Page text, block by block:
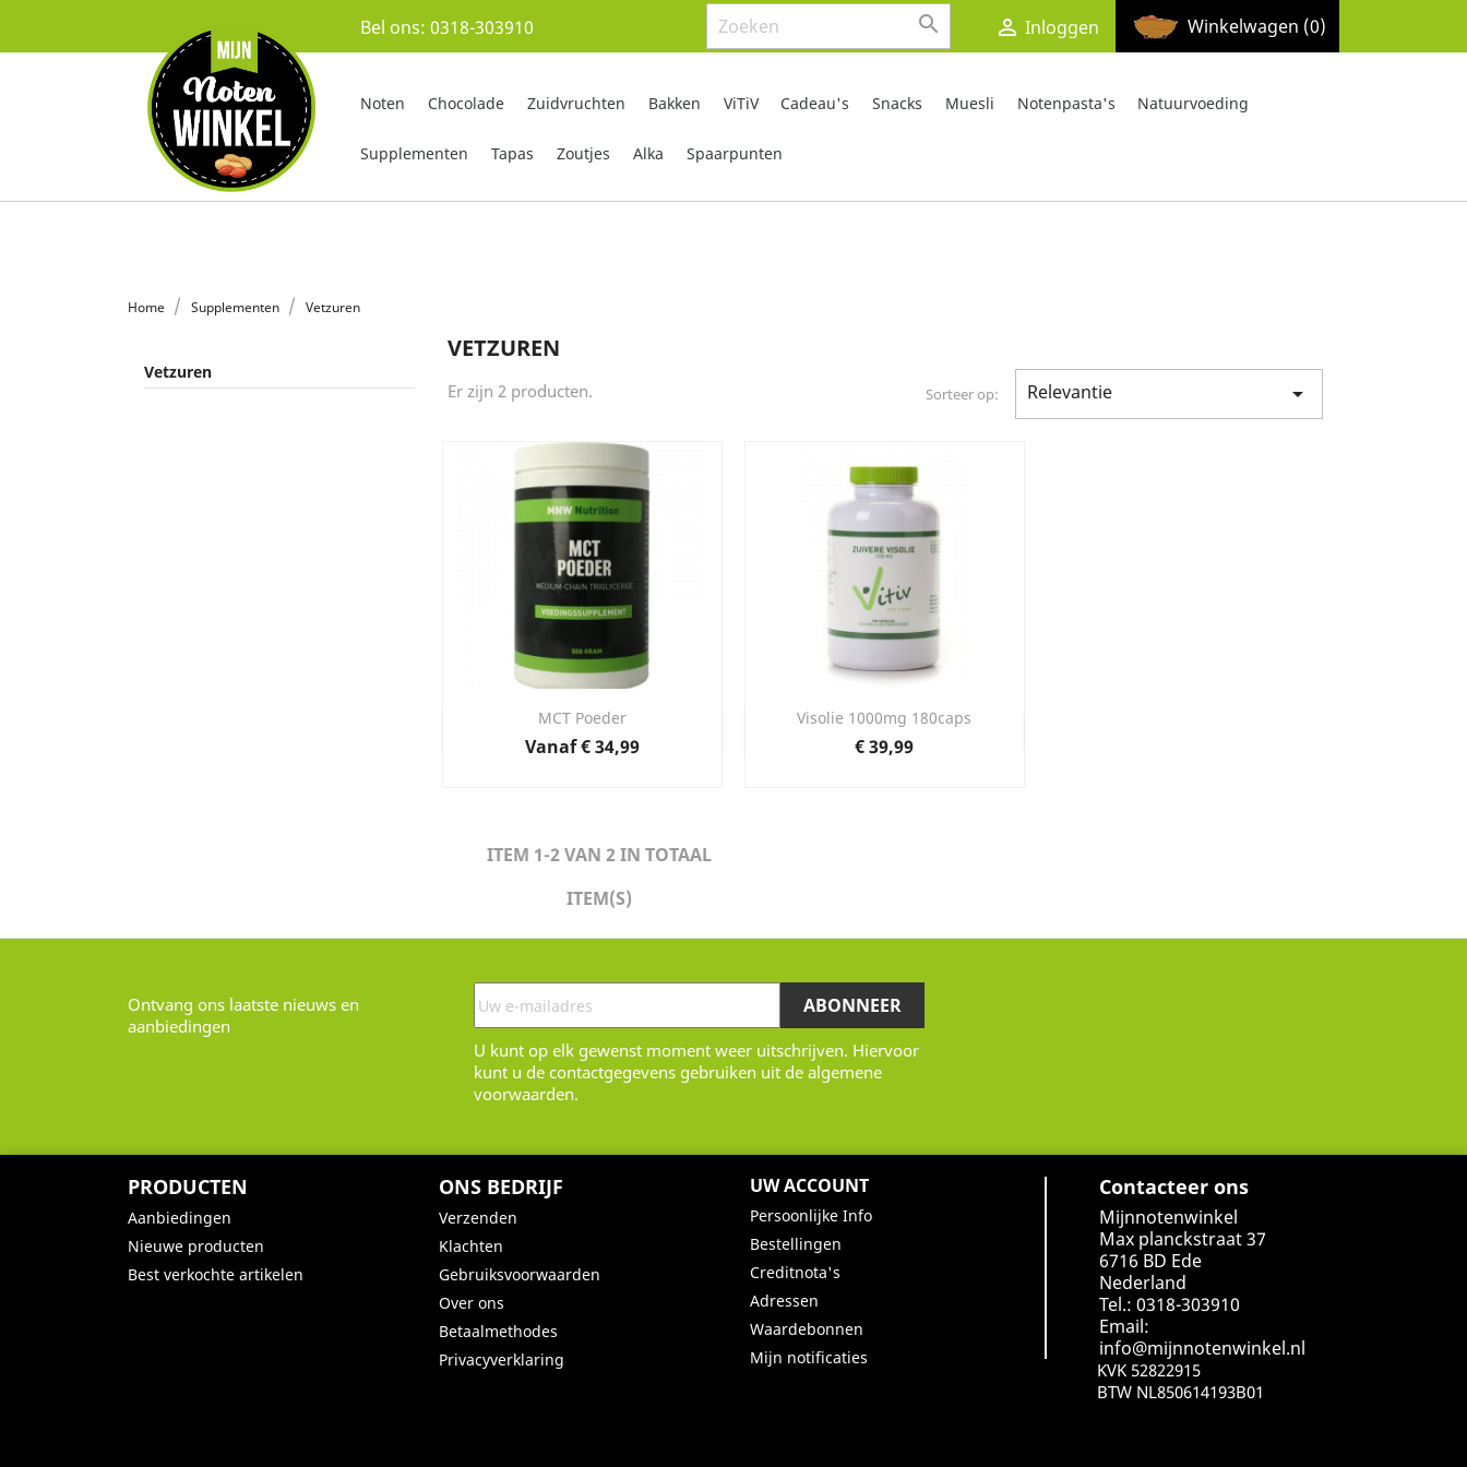
Bel ons: 0318-303910   Inloggen Winkelwagen (0)
Noten Chocolade Zuidvruchten Bakken ViTiV Cadeau's Snacks Muesli Notenpasta's Natuurvoeding
Supplementen Tapas Zoutjes Alka Spaarpunten
Home Supplementen Vetzuren
Vetzuren
VETZUREN
Er zijn 2 producten. Sorteer op: Relevantie 
MCT Poeder
VanafPrijs
€ 34,99
 Snel bekijken
Visolie 1000mg 180caps
Prijs
€ 39,99
Snel bekijken
ITEM 1-2 VAN 2 IN TOTAAL
ITEM(S)
Ontvang ons laatste nieuws en
aanbiedingen
U kunt op elk gewenst moment weer uitschrijven. Hiervoor
kunt u de contactgegevens gebruiken uit de algemene
voorwaarden.
PRODUCTEN
Aanbiedingen
Nieuwe producten
Best verkochte artikelen
ONS BEDRIJF
Verzenden
Klachten
Gebruiksvoorwaarden
Over ons
Betaalmethodes
Privacyverklaring
UW ACCOUNT
Persoonlijke Info
Bestellingen
Creditnota's
Adressen
Waardebonnen
Mijn notificaties
Contacteer ons
Mijnnotenwinkel
Max planckstraat 37
6716 BD Ede
Nederland
Tel.: 0318-303910
Email:
info@mijnnotenwinkel.nl
KVK 52822915
BTW NL850614193B01